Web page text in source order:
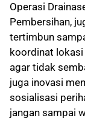
Operasi
Pembersihan,
tertimbun
koordinat
agar tidak
juga inovasi
sosialisasi
jangan sampai